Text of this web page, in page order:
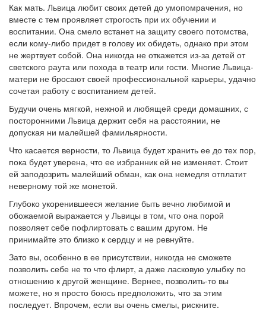
Как мать. Львица любит своих детей до умопомрачения, но
вместе с тем проявляет строгость при их обучении и
воспитании. Она смело встанет на защиту своего потомства,
если кому-либо придет в голову их обидеть, однако при этом
не жертвует собой. Она никогда не откажется из-за детей от
светского раута или похода в театр или гости. Многие Львица-
матери не бросают своей профессиональной карьеры, удачно
сочетая работу с воспитанием детей.
Будучи очень мягкой, нежной и любящей среди домашних, с
посторонними Львица держит себя на расстоянии, не
допуская ни малейшей фамильярности.
Что касается верности, то Львица будет хранить ее до тех пор,
пока будет уверена, что ее избранник ей не изменяет. Стоит
ей заподозрить малейший обман, как она немедля отплатит
неверному той же монетой.
Глубоко укоренившееся желание быть вечно любимой и
обожаемой выражается у Львицы в том, что она порой
позволяет себе пофлиртовать с вашим другом. Не
принимайте это близко к сердцу и не ревнуйте.
Зато вы, особенно в ее присутствии, никогда не сможете
позволить себе не то что флирт, а даже ласковую улыбку по
отношению к другой женщине. Вернее, позволить-то вы
можете, но я просто боюсь предположить, что за этим
последует. Впрочем, если вы очень смелы, рискните.